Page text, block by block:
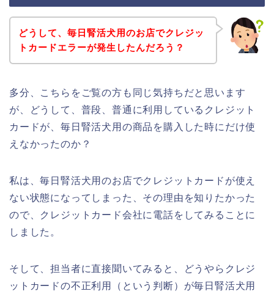
どうして、毎日腎活犬用のお店でクレジッ
トカードエラーが発生したんだろう？
多分、こちらをご覧の方も同じ気持ちだと思います
が、どうして、普段、普通に利用しているクレジット
カードが、毎日腎活犬用の商品を購入した時にだけ使
えなかったのか？
私は、毎日腎活犬用のお店でクレジットカードが使え
ない状態になってしまった、その理由を知りたかった
ので、クレジットカード会社に電話をしてみることに
しました。
そして、担当者に直接聞いてみると、どうやらクレジ
ットカードの不正利用（という判断）が毎日腎活犬用